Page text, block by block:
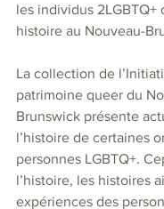
les individus
histoire au Nouveau-
La collection de
patrimoine queer du
Brunswick présente
l’histoire de certaines
personnes LGBTQ+.
l’histoire, les histoires
expériences des